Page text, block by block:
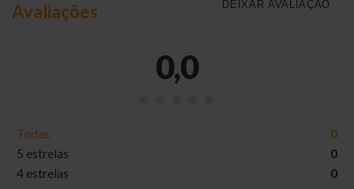
Avaliações DEIXAR AVALIAÇÃO
0,0
Todas
0
5 estrelas
0
4 estrelas
0